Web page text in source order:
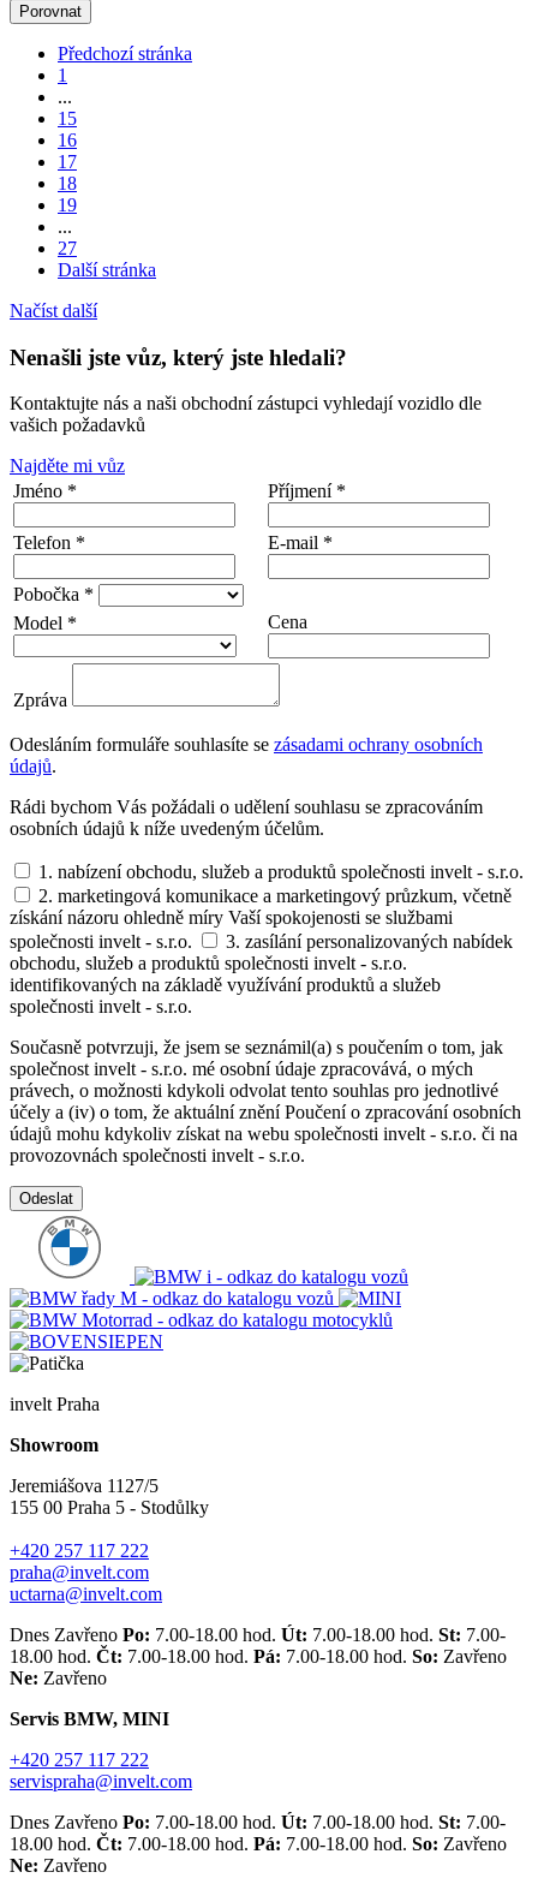
Porovnat
Předchozí stránka
1
...
15
16
17
18
19
...
27
Další stránka
Načíst další
Nenašli jste vůz, který jste hledali?
Kontaktujte nás a naši obchodní zástupci vyhledají vozidlo dle
vašich požadavků
Najděte mi vůz
Jméno *
Příjmení *
Telefon * E-mail *
Pobočka *
Model *
Cena
Zpráva
Odesláním formuláře souhlasíte se zásadami ochrany osobních
údajů.
Rádi bychom Vás požádali o udělení souhlasu se zpracováním
osobních údajů k níže uvedeným účelům.
1. nabízení obchodu, služeb a produktů společnosti invelt - s.r.o.
2. marketingová komunikace a marketingový průzkum, včetně
získání názoru ohledně míry Vaší spokojenosti se službami
společnosti invelt - s.r.o.
3. zasílání personalizovaných nabídek
obchodu, služeb a produktů společnosti invelt - s.r.o.
identifikovaných na základě využívání produktů a služeb
společnosti invelt - s.r.o.
Současně potvrzuji, že jsem se seznámil(a) s poučením o tom, jak
společnost invelt - s.r.o. mé osobní údaje zpracovává, o mých
právech, o možnosti kdykoli odvolat tento souhlas pro jednotlivé
účely a (iv) o tom, že aktuální znění Poučení o zpracování osobních
údajů mohu kdykoliv získat na webu společnosti invelt - s.r.o. či na
provozovnách společnosti invelt - s.r.o.
Odeslat
invelt Praha
Showroom
Jeremiášova 1127/5
155 00 Praha 5 - Stodůlky
+420 257 117 222
praha@invelt.com
uctarna@invelt.com
Dnes Zavřeno Po: 7.00-18.00 hod. Út: 7.00-18.00 hod. St: 7.00-
18.00 hod. Čt: 7.00-18.00 hod. Pá: 7.00-18.00 hod. So: Zavřeno
Ne: Zavřeno
Servis BMW, MINI
+420 257 117 222
servispraha@invelt.com
Dnes Zavřeno Po: 7.00-18.00 hod. Út: 7.00-18.00 hod. St: 7.00-
18.00 hod. Čt: 7.00-18.00 hod. Pá: 7.00-18.00 hod. So: Zavřeno
Ne: Zavřeno